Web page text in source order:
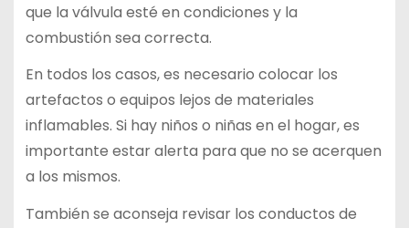
que la válvula esté en condiciones y la
combustión sea correcta.
En todos los casos, es necesario colocar los
artefactos o equipos lejos de materiales
inflamables. Si hay niños o niñas en el hogar, es
importante estar alerta para que no se acerquen
a los mismos.
También se aconseja revisar los conductos de